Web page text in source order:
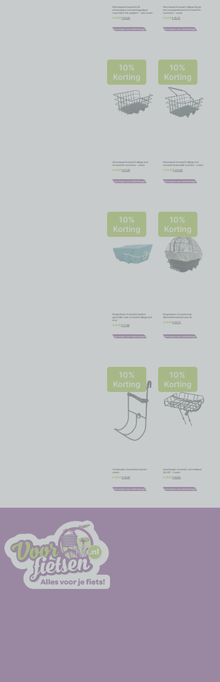
Fietsmand Around ACE
afneembaar incl.montageplaat
voor Klick-Fix adapter – mat zwart
€ 66,95 € 60,26
Toevoegen aan winkelwagen
Fietsmand Around College Basic
incl. voorgemonteerd Around Fix
systeem – zwart
€ 51,95 € 46,76
Toevoegen aan winkelwagen
10%
Korting
Fietsmand Around College incl.
Around fix systeem – zwart
€ 96,95 € 87,26
Toevoegen aan winkelwagen
10%
Korting
Fietsmand Around College incl.
Around removable system – zwart
€ 112,95 € 101,66
Toevoegen aan winkelwagen
10%
Korting
Regenhoes Around Comfort
geschikt voor Around College incl.
etui
€ 19,95 € 17,96
Toevoegen aan winkelwagen
10%
Korting
Regenhoes Around voor
dierenfietsmand Luna XL
€ € 25,70
Toevoegen aan winkelwagen
10%
Korting
Tashouder Around incl. band –
zwart
€ € 35,96
Toevoegen aan winkelwagen
10%
Korting
Voordrager Around L verstelbaar
16-28″ – zwart
€ € 83,66
Toevoegen aan winkelwagen